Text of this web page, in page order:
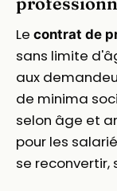
Le contrat de
sans limite
aux
de minima
selon âge et
pour les
se reconvertir,